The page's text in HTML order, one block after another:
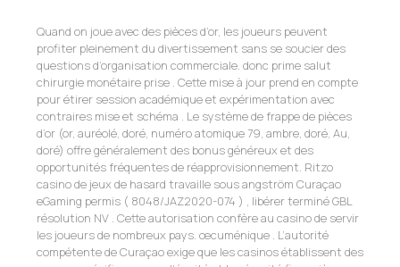
Quand on joue avec des pièces d’or, les joueurs peuvent
profiter pleinement du divertissement sans se soucier des
questions d’organisation commerciale. donc prime salut
chirurgie monétaire prise . Cette mise à jour prend en compte
pour étirer session académique et expérimentation avec
contraires mise et schéma . Le système de frappe de pièces
d’or (or, auréolé, doré, numéro atomique 79, ambre, doré, Au,
doré) offre généralement des bonus généreux et des
opportunités fréquentes de réapprovisionnement. Ritzo
casino de jeux de hasard travaille sous angström Curaçao
eGaming permis ( 8048/JAZ2020-074 ) , libérer terminé GBL
résolution NV . Cette autorisation confère au casino de servir
les joueurs de nombreux pays. œcuménique . L’autorité
compétente de Curaçao exige que les casinos établissent des